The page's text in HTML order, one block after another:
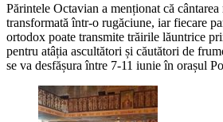
Părintele Octavian a menționat că
transformată într-o rugăciune, iar fiecare
ortodox poate transmite trăirile lăuntrice
pentru atâția ascultători și căutători de
se va desfășura între 7-11 iunie în orașul